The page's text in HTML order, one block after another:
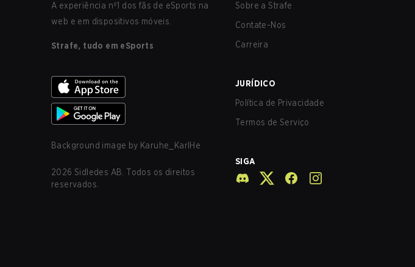
A experiência nº1 dos fãs de eSports na
web e em dispositivos móveis.
Strafe, tudo em eSports
Background image by Karuhe_KarlHe
2026 Sidledes AB. Todos os direitos
reservados.
Sobre a Strafe
Contate-Nos
Carreira
JURÍDICO
Política de Privacidade
Termos de Serviço
SIGA